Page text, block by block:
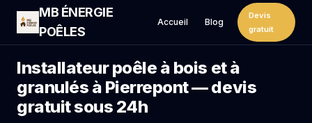
MB ÉNERGIE
POÊLES
Accueil Blog
Devis
gratuit
Installateur poêle à bois et à
granulés à Pierrepont — devis
gratuit sous 24h